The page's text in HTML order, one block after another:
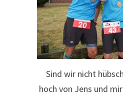
Sind wir nicht
hoch von Jens und